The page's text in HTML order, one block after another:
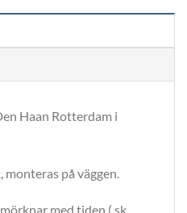
Haan Rotterdam i
på väggen.
med tiden ( sk